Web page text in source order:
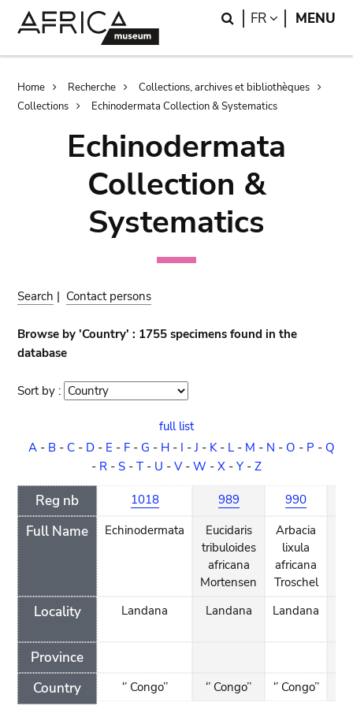
Search
FR LANGUAGE
MENU
Breadcrumb
Home Recherche
Collections, archives et bibliothèques
Collections
Echinodermata Collection & Systematics
Echinodermata
Collection &
Systematics
Search | Contact persons
Browse by 'Country' : 1755 specimens found in the
database
Sort by : Sort
full list
A- B- C- D- E - F- G - H- I -J - K- L- M - N - O - P - Q
- R - S - T - U - V- W - X - Y - Z
Reg nb
Full Name
Locality
Province
Country
1018
Echinodermata
Landana
‘’ Congo’’
989
Eucidaris
tribuloides
africana
Mortensen
Landana
‘’ Congo’’
990
Arbacia
lixula
africana
Troschel
Landana
‘’ Congo’’